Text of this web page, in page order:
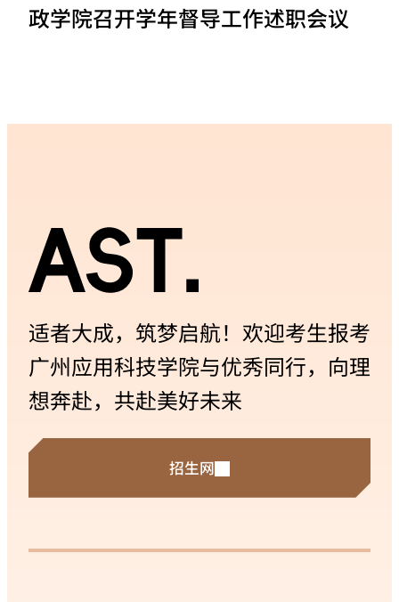
政学院召开学年督导工作述职会议
适者大成，筑梦启航！欢迎考生报考
广州应用科技学院与优秀同行，向理
想奔赴，共赴美好未来
招生网